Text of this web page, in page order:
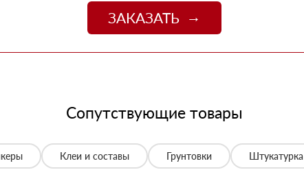
Доставили без задержек
13 июня 2025
менеджеру Алёне с организацией доставки с
28 мая 2025
нет, работаю уже напрямую с менеджером, что удобно.
ЗАКАЗАТЬ
Сопутствующие товары
Клеи и составы Грунтовки Штукатурка